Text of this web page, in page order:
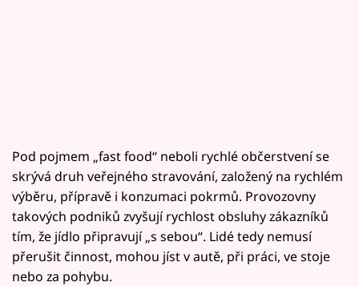
Pod pojmem „fast food“ neboli rychlé občerstvení se
skrývá druh veřejného stravování, založený na rychlém
výběru, přípravě i konzumaci pokrmů. Provozovny
takových podniků zvyšují rychlost obsluhy zákazníků
tím, že jídlo připravují „s sebou“. Lidé tedy nemusí
přerušit činnost, mohou jíst v autě, při práci, ve stoje
nebo za pohybu.